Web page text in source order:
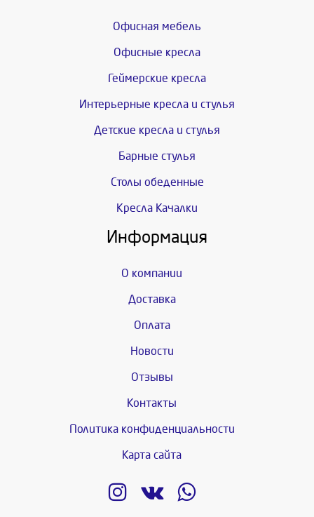
Офисная мебель
Офисные кресла
Геймерские кресла
Интерьерные кресла и стулья
Детские кресла и стулья
Барные стулья
Столы обеденные
Кресла Качалки
Информация
О компании
Доставка
Оплата
Новости
Отзывы
Контакты
Политика конфиденциальности
Карта сайта